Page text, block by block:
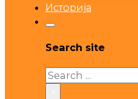
Историја
Search site
Search